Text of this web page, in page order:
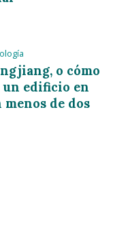
o cómo
edificio en
menos de dos